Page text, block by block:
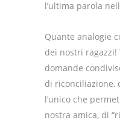
l’ultima parola
Quante analogie
dei nostri
domande
di riconciliazione,
l’unico che
nostra amica, di